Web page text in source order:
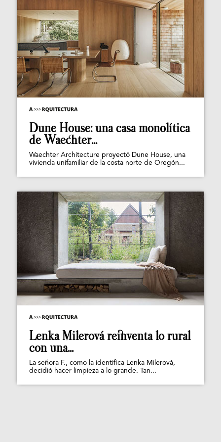
Dune House: una casa monolítica
de Waechter...
Waechter Architecture proyectó Dune House, una
vivienda unifamiliar de la costa norte de Oregón...
Lenka Milerová reinventa lo rural
con una...
La señora F., como la identifica Lenka Milerová,
decidió hacer limpieza a lo grande. Tan...